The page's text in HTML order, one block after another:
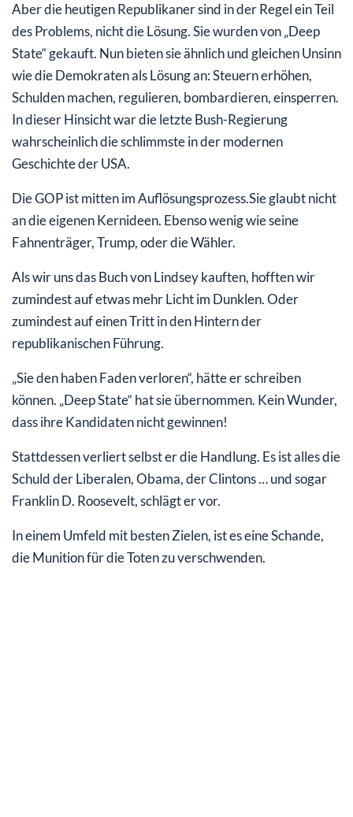
Aber die heutigen Republikaner sind in der Regel ein Teil
des Problems, nicht die Lösung. Sie wurden von „Deep
State“ gekauft. Nun bieten sie ähnlich und gleichen Unsinn
wie die Demokraten als Lösung an: Steuern erhöhen,
Schulden machen, regulieren, bombardieren, einsperren.
In dieser Hinsicht war die letzte Bush-Regierung
wahrscheinlich die schlimmste in der modernen
Geschichte der USA.
Die GOP ist mitten im Auflösungsprozess.Sie glaubt nicht
an die eigenen Kernideen. Ebenso wenig wie seine
Fahnenträger, Trump, oder die Wähler.
Als wir uns das Buch von Lindsey kauften, hofften wir
zumindest auf etwas mehr Licht im Dunklen. Oder
zumindest auf einen Tritt in den Hintern der
republikanischen Führung.
„Sie den haben Faden verloren“, hätte er schreiben
können. „Deep State“ hat sie übernommen. Kein Wunder,
dass ihre Kandidaten nicht gewinnen!
Stattdessen verliert selbst er die Handlung. Es ist alles die
Schuld der Liberalen, Obama, der Clintons … und sogar
Franklin D. Roosevelt, schlägt er vor.
In einem Umfeld mit besten Zielen, ist es eine Schande,
die Munition für die Toten zu verschwenden.